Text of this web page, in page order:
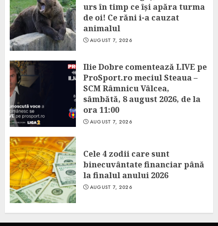
urs în timp ce își apăra turma
de oi! Ce răni i-a cauzat
animalul
AUGUST 7, 2026
Ilie Dobre comentează LIVE pe
ProSport.ro meciul Steaua –
SCM Râmnicu Vâlcea,
sâmbătă, 8 august 2026, de la
ora 11:00
AUGUST 7, 2026
Cele 4 zodii care sunt
binecuvântate financiar până
la finalul anului 2026
AUGUST 7, 2026